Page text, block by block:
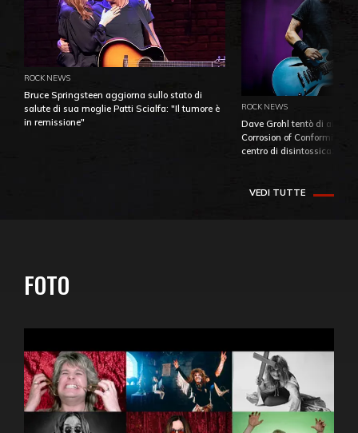
ROCK NEWS
Bruce Springsteen aggiorna sullo stato di
salute di sua moglie Patti Scialfa: "Il tumore è
in remissione"
ROCK NEWS
Dave Grohl tentò di
Corrosion of Conformity
centro di
VEDI TUTTE
FOTO